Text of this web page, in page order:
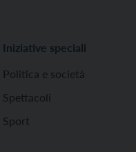
Iniziative speciali
Politica e società
Spettacoli
Sport